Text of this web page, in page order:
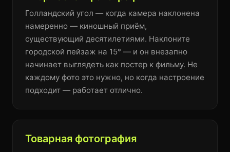
Голландский угол — когда камера наклонена
намеренно — киношный приём,
существующий десятилетиями. Наклоните
городской пейзаж на 15° — и он внезапно
начинает выглядеть как постер к фильму. Не
каждому фото это нужно, но когда настроение
подходит — работает отлично.
Товарная фотография